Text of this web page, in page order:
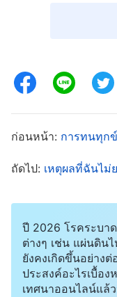
ต้อง ซึ่งมันทำให้พ
เหมือนได้ระบายแ
ไม่สบายใจ ไม่แน่
ไหม แต่แล้วก็คิดว่
ควรมีสิ่งที่ไม่เหมา
เป็นการโจมตี และ
ปวด และทำให้พี่น้
อคติต่อพี่หลิว และ
ก่อนหน้า: การทนทุก
ถัดไป: เหตุผลที่ฉันไม่
ปี 2026 โรคระบา
ต่างๆ เช่น แผ่นดิน
ยังคงเกิดขึ้นอย่างต่
ประสงค์อะไรเบื้อง
เทศนาออนไลน์แล้